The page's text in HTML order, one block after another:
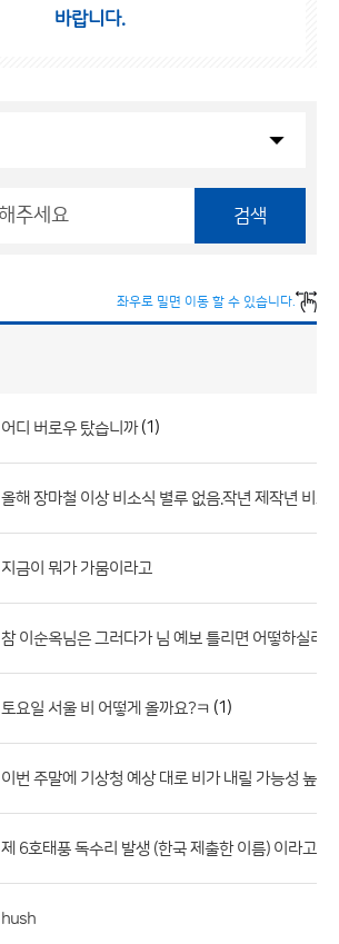
바랍니다.
검색
좌우로 밀면 이동 할 수 있습니다.
어디 버로우 탔습니까(1)
올해 장마철 이상 비소식 별루 없음.작년 제작년 비교
지금이 뭐가 가뭄이라고
참 이순옥님은 그러다가 님 예보 틀리면 어떻하실려
토요일 서울 비 어떻게 올까요?ㅋ (1)
이번 주말에 기상청 예상 대로 비가 내릴 가능성 높겠
제 6호태풍 독수리 발생 (한국 제출한 이름) 이라고 했
hush